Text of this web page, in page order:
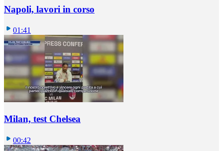
Napoli, lavori in corso
01:41
Milan, test Chelsea
00:42